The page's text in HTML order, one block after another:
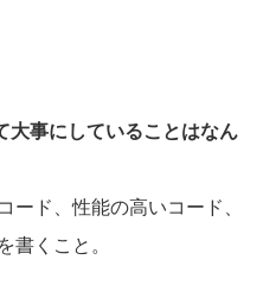
事にしていることはなん
ド、性能の高いコード、
くこと。